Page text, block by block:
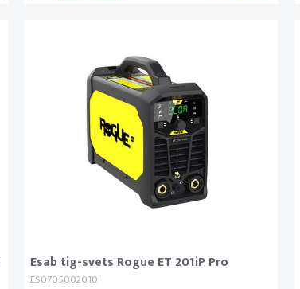
Esab tig-svets Rogue ET 201iP Pro
ES0705002010